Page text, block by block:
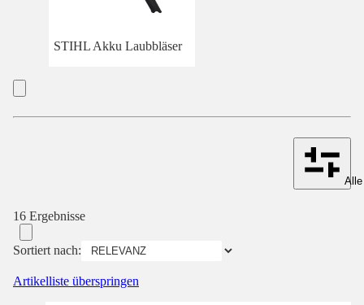
STIHL Akku Laubbläser
16 Ergebnisse
Sortiert nach:
Artikelliste überspringen